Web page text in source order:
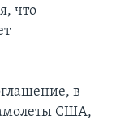
что
в
США,